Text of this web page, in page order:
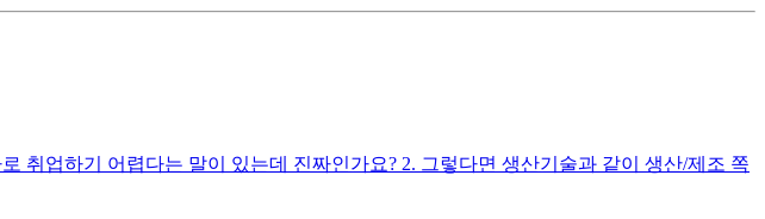
취업하기 어렵다는 말이 있는데 진짜인가요? 2. 그렇다면 생산기술과 같이 생산/제조 쪽